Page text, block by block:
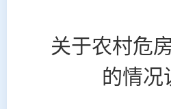
关于农村危
的情况